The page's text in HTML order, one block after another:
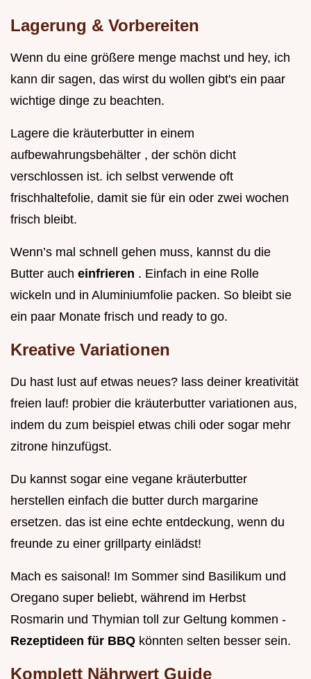
Lagerung & Vorbereiten
Wenn du eine größere menge machst und hey, ich
kann dir sagen, das wirst du wollen gibt's ein paar
wichtige dinge zu beachten.
Lagere die kräuterbutter in einem
aufbewahrungsbehälter , der schön dicht
verschlossen ist. ich selbst verwende oft
frischhaltefolie, damit sie für ein oder zwei wochen
frisch bleibt.
Wenn’s mal schnell gehen muss, kannst du die
Butter auch einfrieren . Einfach in eine Rolle
wickeln und in Aluminiumfolie packen. So bleibt sie
ein paar Monate frisch und ready to go.
Kreative Variationen
Du hast lust auf etwas neues? lass deiner kreativität
freien lauf! probier die kräuterbutter variationen aus,
indem du zum beispiel etwas chili oder sogar mehr
zitrone hinzufügst.
Du kannst sogar eine vegane kräuterbutter
herstellen einfach die butter durch margarine
ersetzen. das ist eine echte entdeckung, wenn du
freunde zu einer grillparty einlädst!
Mach es saisonal! Im Sommer sind Basilikum und
Oregano super beliebt, während im Herbst
Rosmarin und Thymian toll zur Geltung kommen -
Rezeptideen für BBQ könnten selten besser sein.
Komplett Nährwert Guide